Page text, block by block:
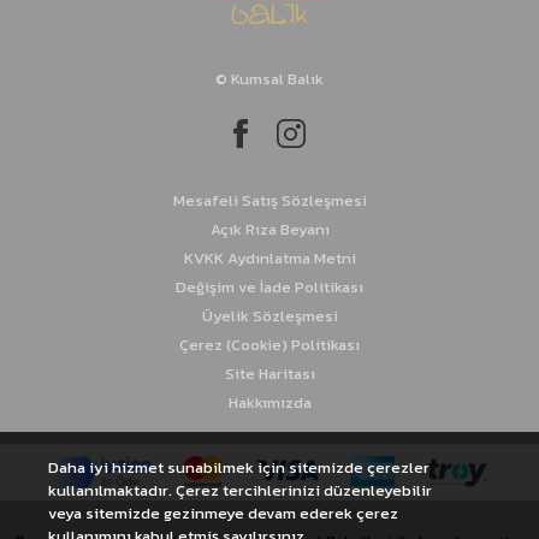
© Kumsal Balık
Mesafeli Satış Sözleşmesi
Açık Rıza Beyanı
KVKK Aydınlatma Metni
Değişim ve İade Politikası
Üyelik Sözleşmesi
Çerez (Cookie) Politikası
Site Haritası
Hakkımızda
Daha iyi hizmet sunabilmek için sitemizde çerezler
kullanılmaktadır. Çerez tercihlerinizi düzenleyebilir
veya sitemizde gezinmeye devam ederek çerez